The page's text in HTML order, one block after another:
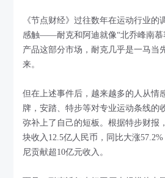
《节点财经》过往数年在运动行业的
感触——耐克和阿迪就像“北乔峰南慕
产品这部分市场，耐克几乎是一马当
来。
但在上述事件后，越来越多的人从情
牌，安踏、特步等对专业运动条线的
弥补上了自己的短板。根据特步财报
块收入12.5亿人民币，同比大涨
尼贡献超10亿元收入。